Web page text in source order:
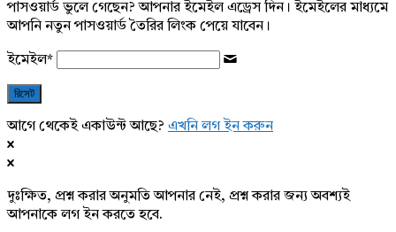
পাসওয়ার্ড ভুলে গেছেন? আপনার ইমেইল এড্রেস দিন। ইমেইলের মাধ্যমে
আপনি নতুন পাসওয়ার্ড তৈরির লিংক পেয়ে যাবেন।
ইমেইল*
আগে থেকেই একাউন্ট আছে? এখনি লগ ইন করুন
দুঃক্ষিত, প্রশ্ন করার অনুমতি আপনার নেই, প্রশ্ন করার জন্য অবশ্যই
আপনাকে লগ ইন করতে হবে.